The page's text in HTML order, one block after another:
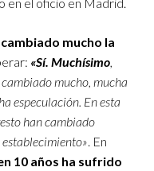
en el oficio en Madrid.
mucho la
«Sí. Muchísimo,
mucho, mucha
especulación. En esta
han cambiado
. En
10 años ha sufrido